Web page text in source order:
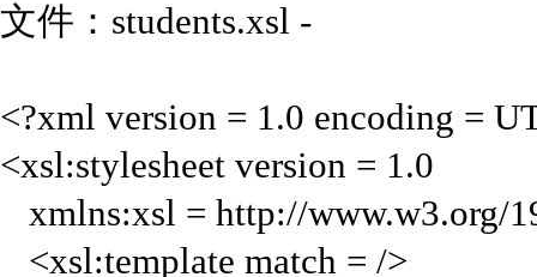
文件：students.xsl -
<?xml version = 1.0 encoding =
<xsl:stylesheet version = 1.0
xmlns:xsl = http://www.w3.org/
<xsl:template match = />